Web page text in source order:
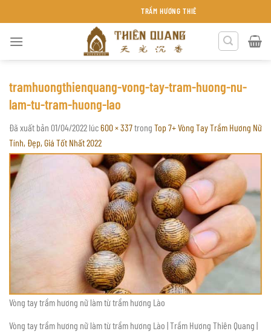
đến
TRẦM HƯƠNG THIÊN QUANG KHÁNH HÒA
tramhuongthienquang-vong-tay-tram-huong-nu-
lam-tu-tram-huong-lao
Đã xuất bản 01/04/2022 lúc600 × 337trong Top 7+ Vòng Tay Trầm Hương Nữ
Tính, Đẹp, Giá Tốt Nhất 2022
Vòng tay trầm hương nữ làm từ trầm hương Lào
Vòng tay trầm hương nữ làm từ trầm hương Lào | Trầm Hương Thiên Quang |